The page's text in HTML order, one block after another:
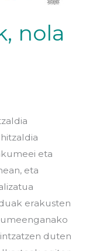
nola
eta
eta
erakusten
duten